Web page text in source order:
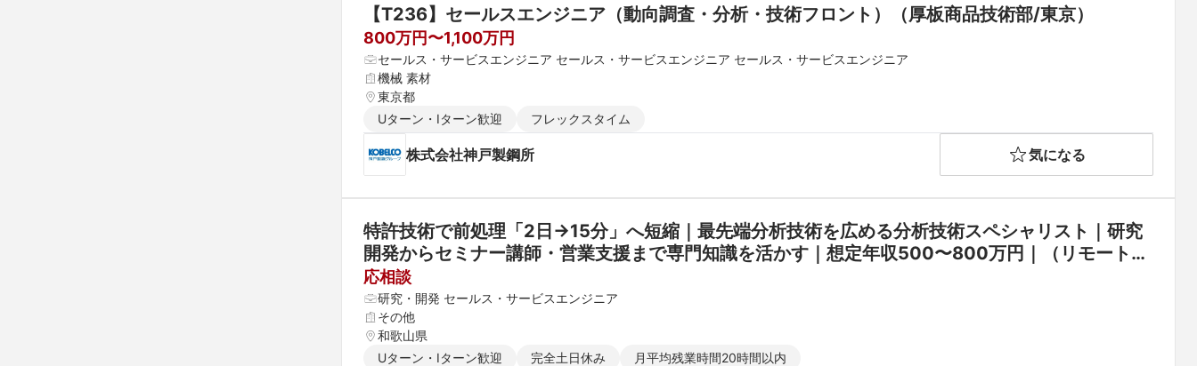
【T236】セールスエンジニア（動向調査・分析・技術フロント）（厚板商品技術部/東京）
800万円〜1,100万円
セールス・サービスエンジニア セールス・サービスエンジニア セールス・サービスエンジニア
機械 素材
東京都
Uターン・Iターン歓迎
フレックスタイム
株式会社神戸製鋼所 気になる
特許技術で前処理「2日→15分」へ短縮｜最先端分析技術を広める分析技術スペシャリスト｜研究
開発からセミナー講師・営業支援まで専門知識を活かす｜想定年収500〜800万円｜（リモート相
談可・残業月10h・年休125日）
応相談
研究・開発 セールス・サービスエンジニア
その他
和歌山県
Uターン・Iターン歓迎
完全土日休み 月平均残業時間20時間以内